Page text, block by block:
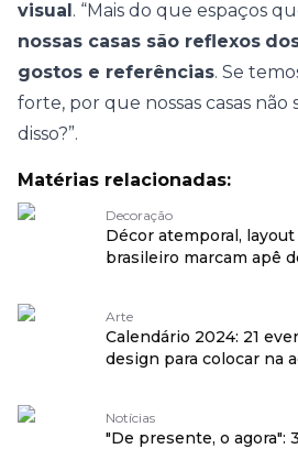
visual. “Mais do que espaços
nossas casas são reflexos
gostos e referências. Se
forte, por que nossas casas não
disso?”.
Matérias relacionadas:
Decoração
Décor atemporal,
brasileiro marcam apê
Arte
Calendário 2024: 21
design para colocar na
Notícias
"De presente, o agora":